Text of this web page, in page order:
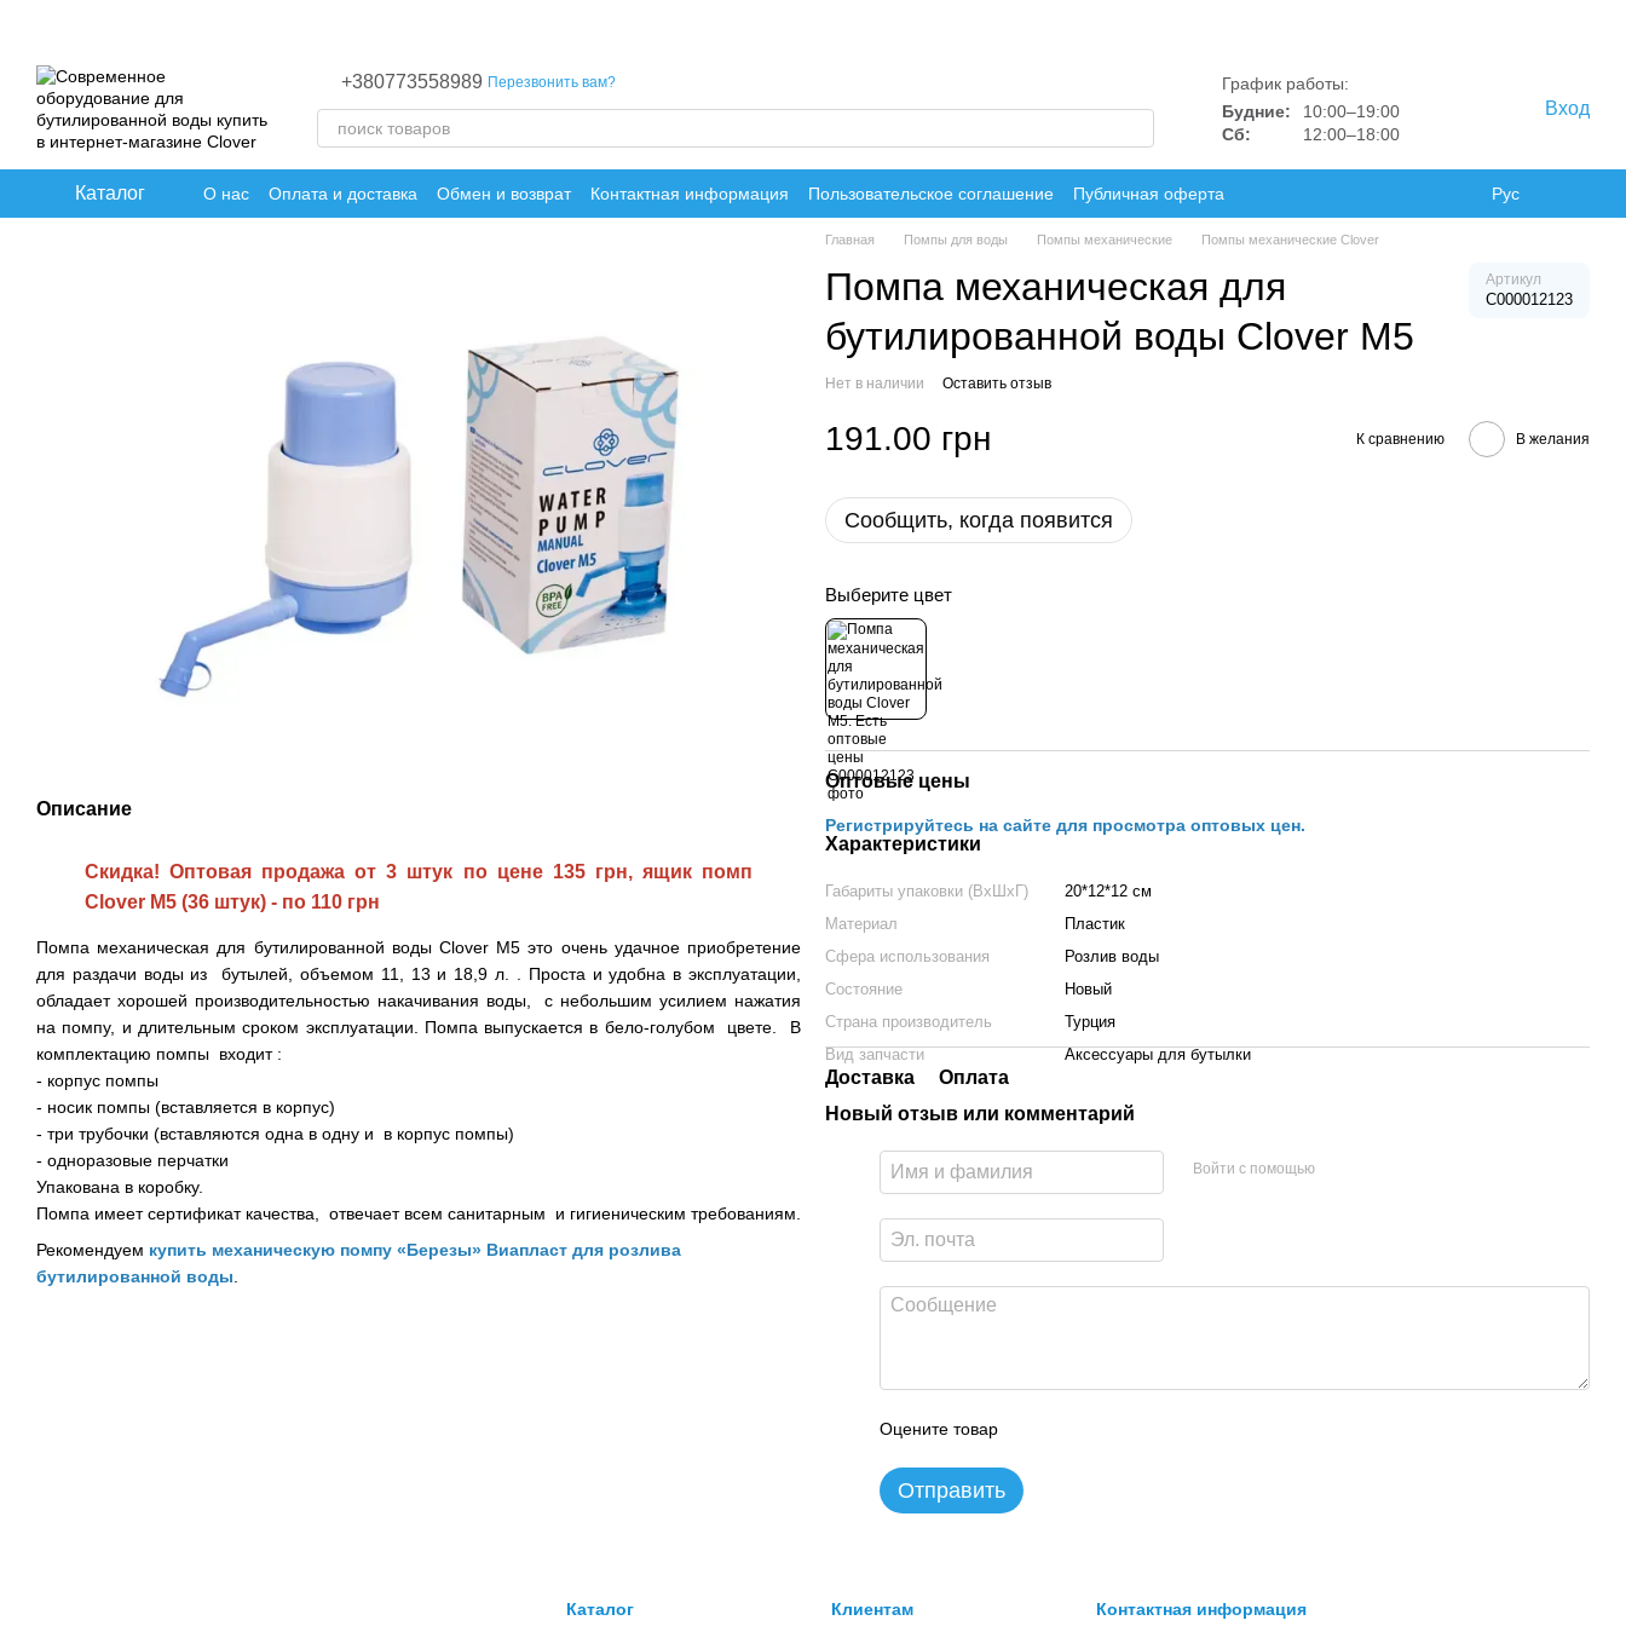
+380773558989 Перезвонить вам?
График работы:
Будние:
10:00–19:00
Сб:
12:00–18:00
Вход
Каталог О нас Оплата и доставка Обмен и возврат Контактная информация Пользовательское соглашение Публичная оферта Рус
Описание
Скидка! Оптовая продажа от 3 штук по цене 135 грн, ящик помп
Clover M5 (36 штук) - по 110 грн
Помпа механическая для бутилированной воды Clover M5 это очень удачное приобретение
для раздачи воды из бутылей, объемом 11, 13 и 18,9 л. . Проста и удобна в эксплуатации,
обладает хорошей производительностью накачивания воды, с небольшим усилием нажатия
на помпу, и длительным сроком эксплуатации. Помпа выпускается в бело-голубом цвете. В
комплектацию помпы входит :
- корпус помпы
- носик помпы (вставляется в корпус)
- три трубочки (вставляются одна в одну и в корпус помпы)
- одноразовые перчатки
Упакована в коробку.
Помпа имеет сертификат качества, отвечает всем санитарным и гигиеническим требованиям.
Рекомендуем купить механическую помпу «Березы» Виапласт для розлива
бутилированной воды.
Главная Помпы для воды Помпы механические Помпы механические Clover
Помпа механическая для
бутилированной воды Clover M5
Артикул
C000012123
Нет в наличии Оставить отзыв
191.00 грн К сравнению В желания
Сообщить, когда появится
Выберите цвет
Оптовые цены
Регистрируйтесь на сайте для просмотра оптовых цен.
Характеристики
Габариты упаковки (ВхШхГ)
20*12*12 см
Материал
Пластик
Сфера использования
Розлив воды
Состояние
Новый
Страна производитель
Турция
Вид запчасти
Аксессуары для бутылки
Доставка
Оплата
Новый отзыв или комментарий
Войти с помощью
Оцените товар
Отправить
Каталог Клиентам Контактная информация